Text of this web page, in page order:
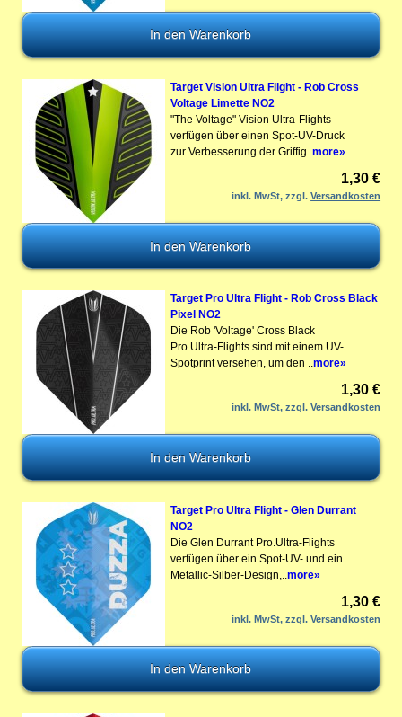
Target Vision Ultra Flight - Rob Cross
Voltage Limette NO2
"The Voltage" Vision Ultra-Flights
verfügen über einen Spot-UV-Druck
zur Verbesserung der Griffig..more»
1,30 €
inkl. MwSt, zzgl.Versandkosten
Target Pro Ultra Flight - Rob Cross Black
Pixel NO2
Die Rob 'Voltage' Cross Black
Pro.Ultra-Flights sind mit einem UV-
Spotprint versehen, um den ..more»
1,30 €
inkl. MwSt, zzgl.Versandkosten
Target Pro Ultra Flight - Glen Durrant
NO2
Die Glen Durrant Pro.Ultra-Flights
verfügen über ein Spot-UV- und ein
Metallic-Silber-Design,.. more»
1,30 €
inkl. MwSt, zzgl.Versandkosten